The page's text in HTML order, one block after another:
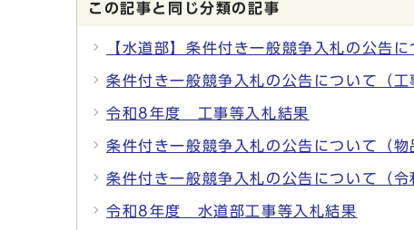
この記事と同じ分類の記事
【水道部】条件付き一般競争入札の公告
条件付き一般競争入札の公告について（
令和8年度 工事等入札結果
条件付き一般競争入札の公告について（
条件付き一般競争入札の公告について（令
令和8年度 水道部工事等入札結果